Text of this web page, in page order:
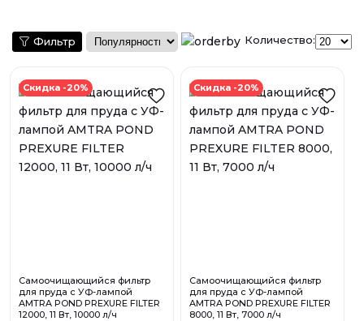
Фильтр Количество:
Скидка -20%
Самоочищающийся фильтр
для пруда с УФ-лампой
AMTRA POND PREXURE FILTER
12000, 11 Вт, 10000 л/ч
Скидка -20%
Самоочищающийся фильтр
для пруда с УФ-лампой
AMTRA POND PREXURE FILTER
8000, 11 Вт, 7000 л/ч